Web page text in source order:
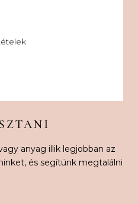
anyag illik legjobban az
és segítünk megtalálni